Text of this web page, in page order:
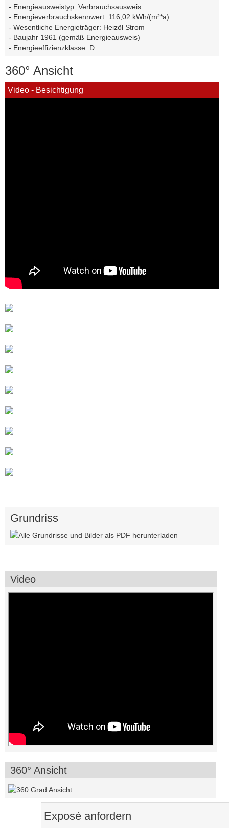
- Energieausweistyp: Verbrauchsausweis
- Energieverbrauchskennwert: 116,02 kWh/(m²*a)
- Wesentliche Energieträger: Heizöl Strom
- Baujahr 1961 (gemäß Energieausweis)
- Energieeffizienzklasse: D
360° Ansicht
Video - Besichtigung
Grundriss
Video
360° Ansicht
Exposé anfordern